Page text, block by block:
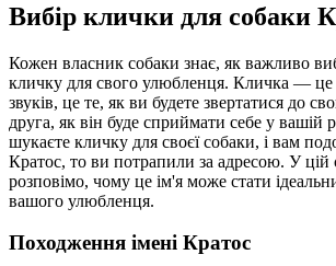
Вибір клички для собаки
Кожен власник собаки знає, як важливо
кличку для свого улюбленця. Кличка — це
звуків, це те, як ви будете звертатися до
друга, як він буде сприймати себе у вашій
шукаєте кличку для своєї собаки, і вам
Кратос, то ви потрапили за адресою. У цій
розповімо, чому це ім'я може стати
вашого улюбленця.
Походження імені Кратос